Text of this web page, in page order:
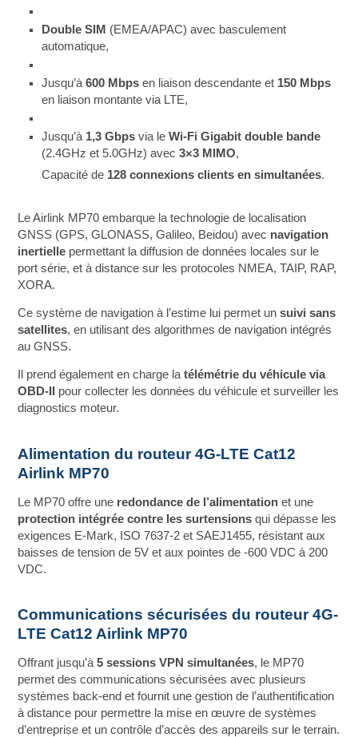
Double SIM (EMEA/APAC) avec basculement
automatique,
Jusqu’à600 Mbps en liaison descendante et 150 Mbps
en liaison montante via LTE,
Jusqu’à 1,3 Gbpsvia leWi-Fi Gigabit double bande
(2.4GHz et 5.0GHz) avec3×3 MIMO,
Capacité de 128 connexions clients en simultanées.
Le Airlink MP70 embarque la technologie de localisation
GNSS (GPS, GLONASS, Galileo, Beidou) avec navigation
inertielle permettant la diffusion de données locales sur le
port série, et à distance sur les protocoles NMEA, TAIP, RAP,
XORA.
Ce système de navigation à l’estime lui permet unsuivi sans
satellites, en utilisant des algorithmes de navigation intégrés
au GNSS.
Il prend également en charge latélémétrie du véhicule via
OBD-II
pour collecter les données du véhicule et surveiller les
diagnostics moteur.
Alimentation du routeur 4G-LTE Cat12
Airlink MP70
Le MP70 offre une redondance de l’alimentation et une
protection intégrée contre les surtensions qui dépasse les
exigences E-Mark, ISO 7637-2 et SAEJ1455, résistant aux
baisses de tension de 5V et aux pointes de -600 VDC à 200
VDC.
Communications sécurisées du routeur 4G-
LTE Cat12 Airlink MP70
Offrant jusqu’à5 sessions VPN simultanées, le MP70
permet des communications sécurisées avec plusieurs
systèmes back-end et fournit une gestion de l’authentification
à distance pour permettre la mise en œuvre de systèmes
d’entreprise et un contrôle d’accès des appareils sur le terrain.